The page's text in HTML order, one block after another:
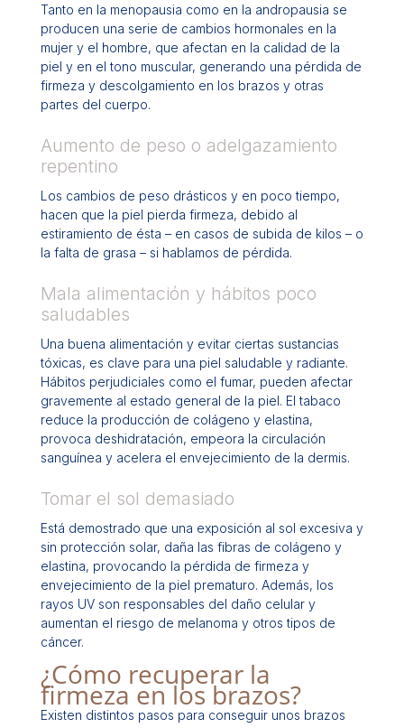
Tanto en la menopausia como en la andropausia se
producen una serie de cambios hormonales en la
mujer y el hombre, que afectan en la calidad de la
piel y en el tono muscular, generando una pérdida de
firmeza y descolgamiento en los brazos y otras
partes del cuerpo.
Aumento de peso o adelgazamiento
repentino
Los cambios de peso drásticos y en poco tiempo,
hacen que la piel pierda firmeza, debido al
estiramiento de ésta – en casos de subida de kilos – o
la falta de grasa – si hablamos de pérdida.
Mala alimentación y hábitos poco
saludables
Una buena alimentación y evitar ciertas sustancias
tóxicas, es clave para una piel saludable y radiante.
Hábitos perjudiciales como el fumar, pueden afectar
gravemente al estado general de la piel. El tabaco
reduce la producción de colágeno y elastina,
provoca deshidratación, empeora la circulación
sanguínea y acelera el envejecimiento de la dermis.
Tomar el sol demasiado
Está demostrado que una exposición al sol excesiva y
sin protección solar, daña las fibras de colágeno y
elastina, provocando la pérdida de firmeza y
envejecimiento de la piel prematuro. Además, los
rayos UV son responsables del daño celular y
aumentan el riesgo de melanoma y otros tipos de
cáncer.
¿Cómo recuperar la
firmeza en los brazos?
Existen distintos pasos para conseguir unos brazos